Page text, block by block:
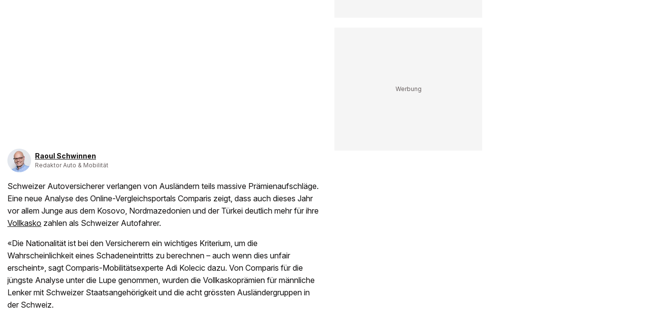
Raoul Schwinnen
Redaktor Auto & Mobilität
Schweizer Autoversicherer verlangen von Ausländern teils massive Prämienaufschläge.
Eine neue Analyse des Online-Vergleichsportals Comparis zeigt, dass auch dieses Jahr
vor allem Junge aus dem Kosovo, Nordmazedonien und der Türkei deutlich mehr für ihre
Vollkasko zahlen als Schweizer Autofahrer.
«Die Nationalität ist bei den Versicherern ein wichtiges Kriterium, um die
Wahrscheinlichkeit eines Schadeneintritts zu berechnen – auch wenn dies unfair
erscheint», sagt Comparis-Mobilitätsexperte Adi Kolecic dazu. Von Comparis für die
jüngste Analyse unter die Lupe genommen, wurden die Vollkaskoprämien für männliche
Lenker mit Schweizer Staatsangehörigkeit und die acht grössten Ausländergruppen in
der Schweiz.